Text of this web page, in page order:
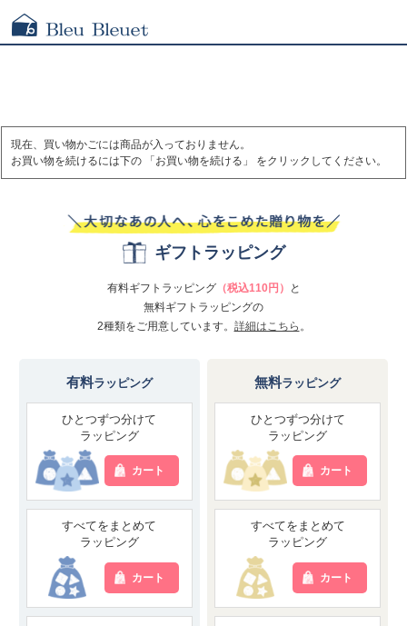
現在、買い物かごには商品が入っておりません。
お買い物を続けるには下の 「お買い物を続ける」 をクリックしてください。
ギフトラッピング
有料ギフトラッピング（税込110円）
と
無料ギフトラッピングの
2種類をご用意しています。 詳細はこちら 。
有料ラッピング
ひとつずつ分けて
ラッピング
カート
すべてをまとめて
ラッピング
カート
無料ラッピング
ひとつずつ分けて
ラッピング
カート
すべてをまとめて
ラッピング
カート